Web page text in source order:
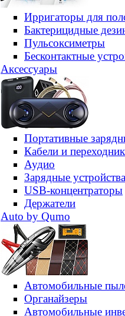
Ирригаторы для
Бактерицидные
Пульсоксиметры
Бесконтактные
Аксессуары
Портативные
Кабели и
Аудио
Зарядные устройства
USB-концентраторы
Держатели
Auto by Qumo
Автомобильные
Органайзеры
Автомобильные